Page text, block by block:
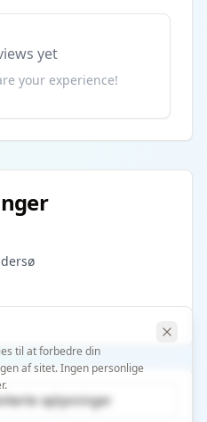
yet
your experience!
oplysninger
til at forbedre din
af sitet. Ingen personlige